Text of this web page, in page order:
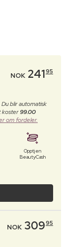
NOK 24195
blir automatisk
koster99.00
om fordeler.
Opptjen
BeautyCash
NOK 30995